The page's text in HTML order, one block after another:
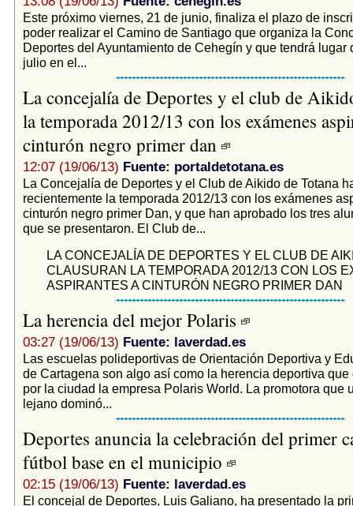
Este próximo viernes, 21 de junio, finaliza el plazo de
poder realizar el Camino de Santiago que organiza la
Deportes del Ayuntamiento de Cehegín y que tendrá lugar
julio en el...
La concejalía de Deportes y el club de
la temporada 2012/13 con los exámenes
cinturón negro primer dan
12:07 (19/06/13) Fuente: portaldetotana.es
La Concejalía de Deportes y el Club de Aikido de Totana
recientemente la temporada 2012/13 con los exámenes
cinturón negro primer Dan, y que han aprobado los tres
que se presentaron. El Club de...
LA CONCEJALÍA DE DEPORTES Y EL CLUB DE
CLAUSURAN LA TEMPORADA 2012/13 CON LOS
ASPIRANTES A CINTURÓN NEGRO PRIMER DAN
La herencia del mejor Polaris
03:27 (19/06/13) Fuente: laverdad.es
Las escuelas polideportivas de Orientación Deportiva y
de Cartagena son algo así como la herencia deportiva que
por la ciudad la empresa Polaris World. La promotora que
lejano dominó...
Deportes anuncia la celebración del primer
fútbol base en el municipio
02:15 (19/06/13) Fuente: laverdad.es
El concejal de Deportes, Luis Galiano, ha presentado la